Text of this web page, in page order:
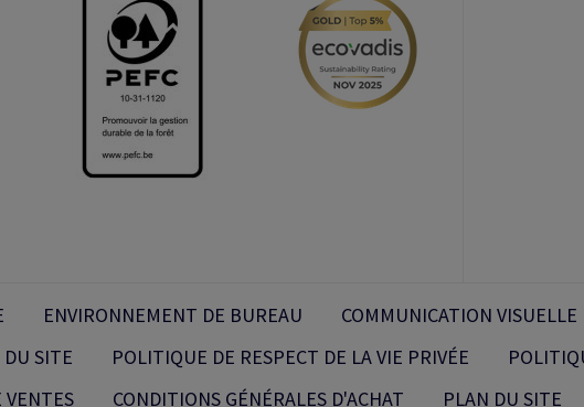
ENVIRONNEMENT DE BUREAU COMMUNICATION VISUELLE
SITE
POLITIQUE DE RESPECT DE LA VIE PRIVÉE
VENTES
CONDITIONS GÉNÉRALES D'ACHAT PLAN DU SITE